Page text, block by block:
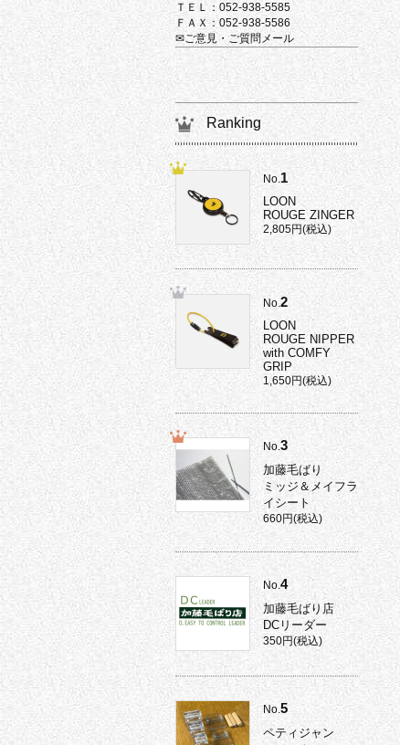
ＴＥＬ：052-938-5585
ＦＡＸ：052-938-5586
✉ご意見・ご質問メール
Ranking
No. 1
LOON
ROUGE ZINGER
2,805円(税込)
No. 2
LOON
ROUGE NIPPER
with COMFY
GRIP
1,650円(税込)
No.3
加藤毛ばり
ミッジ＆メイフラ
イシート
660円(税込)
No.4
加藤毛ばり店
DCリーダー
350円(税込)
No.5
ペティジャン